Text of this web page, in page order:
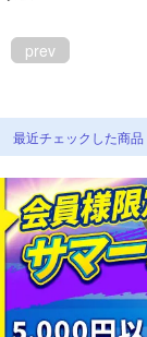
prev
最近チェックした商品